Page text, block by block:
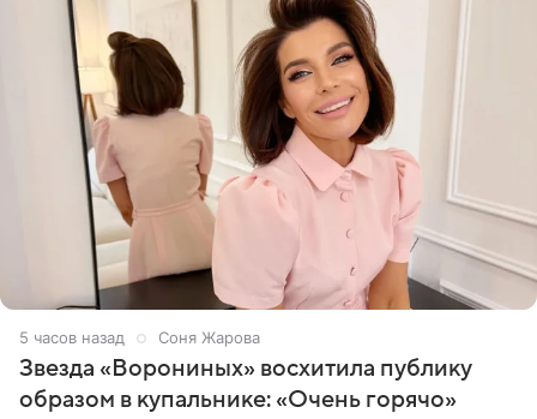
5 часов назад Соня Жарова
Звезда «Ворониных» восхитила публику
образом в купальнике: «Очень горячо»